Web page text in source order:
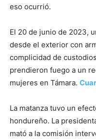
eso ocurrió.
El 20 de junio de 2023,
desde el exterior con
complicidad de
prendieron fuego a un
mujeres en Támara.
La matanza tuvo un
hondureño. La
mató a la comisión